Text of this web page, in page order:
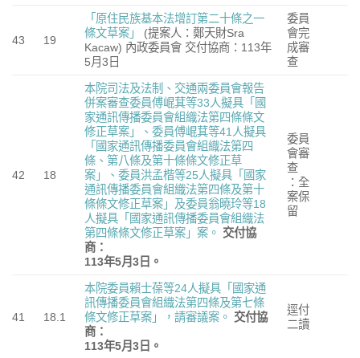
43 19
「原住民族基本法增訂第二十條之一
條文草案」
(提案人：鄭天財Sra
Kacaw) 內政委員會 交付協商：113年
5月3日
委員
會完
成審
查
42 18
本院司法及法制、交通兩委員會報告
併案審查委員傅崐萁等33人擬具「國
家通訊傳播委員會組織法第四條條文
修正草案」、委員傅崐萁等41人擬具
「國家通訊傳播委員會組織法第四
條、第八條及第十條條文修正草
案」、委員洪孟楷等25人擬具「國家
通訊傳播委員會組織法第四條及第十
條條文修正草案」及委員翁曉玲等18
人擬具「國家通訊傳播委員會組織法
第四條條文修正草案」案。 交付協
商：
113年5月3 日。
委員
會審
查
：全
案保
留
41 18.1
本院委員賴士葆等24人擬具「國家通
訊傳播委員會組織法第四條及第七條
條文修正草案」，請審議案。 交付協
商：
113年5月3 日。
逕付
二讀